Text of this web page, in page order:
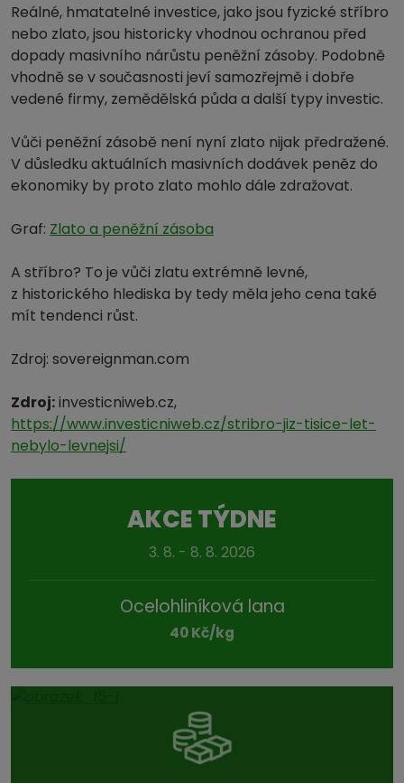
Reálné, hmatatelné investice, jako jsou fyzické stříbro
nebo zlato, jsou historicky vhodnou ochranou před
dopady masivního nárůstu peněžní zásoby. Podobně
vhodně se v současnosti jeví samozřejmě i dobře
vedené firmy, zemědělská půda a další typy investic.
Vůči peněžní zásobě není nyní zlato nijak předražené.
V důsledku aktuálních masivních dodávek peněz do
ekonomiky by proto zlato mohlo dále zdražovat.
Graf: Zlato a peněžní zásoba
A stříbro? To je vůči zlatu extrémně levné,
z historického hlediska by tedy měla jeho cena také
mít tendenci růst.
Zdroj: sovereignman.com
Zdroj:investicniweb.cz,
https://www.investicniweb.cz/stribro-jiz-tisice-let-
nebylo-levnejsi/
AKCE TÝDNE
3. 8. - 8. 8. 2026
Ocelohliníková lana
40 Kč/kg